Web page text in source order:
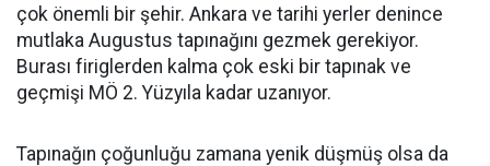
çok önemli bir şehir. Ankara ve tarihi yerler denince
mutlaka Augustus tapınağını gezmek gerekiyor.
Burası firiglerden kalma çok eski bir tapınak ve
geçmişi MÖ 2. Yüzyıla kadar uzanıyor.
Tapınağın çoğunluğu zamana yenik düşmüş olsa da